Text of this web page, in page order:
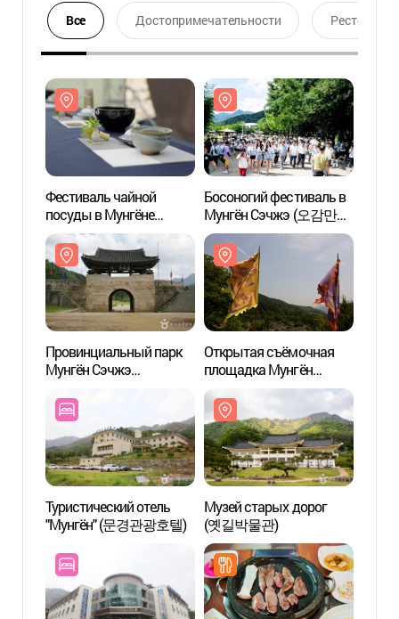
Все Достопримечательности Ресторан
Фестиваль чайной
посуды в Мунгёне
(문경찻사발축제)
Босоногий фестиваль в
Мунгён Сэчжэ (오감만족
문경새재맨발페스티벌)
Провинциальный парк
Мунгён Сэчжэ
Открытая съёмочная
площадка Мунгён
Сэчжэ (문경새재
오픈세트장)
Туристический отель
"Мунгён" (문경관광호텔)
Музей старых дорог
(옛길박물관)